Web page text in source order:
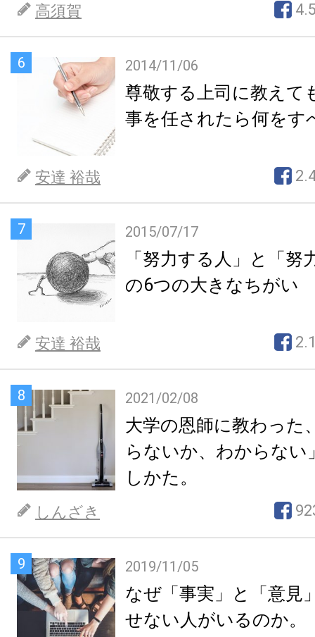
高須賀
6 2014/11/06
尊敬する上司に教えて
事を任されたら何をす
安達 裕哉
7 2015/07/17
「努力する人」と「努
の6つの大きなちがい
安達 裕哉
8 2021/02/08
大学の恩師に教わった
らないか、わからない
しかた。
しんざき
9 2019/11/05
なぜ「事実」と「意見
せない人がいるのか。